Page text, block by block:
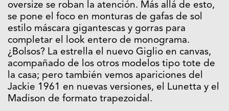
oversize se roban la atención. Más allá de esto,
se pone el foco en monturas de gafas de sol
estilo máscara gigantescas y gorras para
completar el look entero de monograma.
¿Bolsos? La estrella el nuevo Giglio en canvas,
acompañado de los otros modelos tipo tote de
la casa; pero también vemos apariciones del
Jackie 1961 en nuevas versiones, el Lunetta y el
Madison de formato trapezoidal.